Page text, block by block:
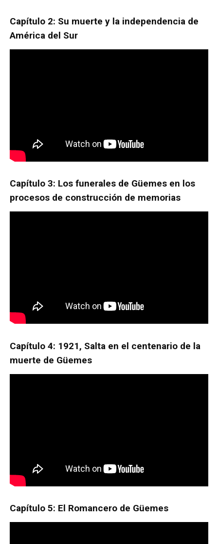
Capítulo 2: Su muerte y la independencia de
América del Sur
Capítulo 3: Los funerales de Güemes en los
procesos de construcción de memorias
Capítulo 4: 1921, Salta en el centenario de la
muerte de Güemes
Capítulo 5: El Romancero de Güemes